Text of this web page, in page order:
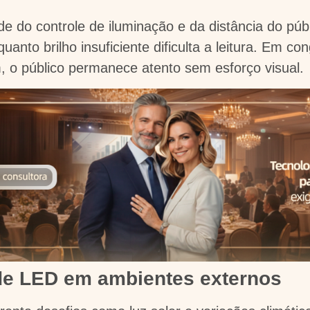
do controle de iluminação e da distância do
brilho insuficiente dificulta a leitura. Em
o público permanece atento sem esforço visual.
LED em ambientes externos